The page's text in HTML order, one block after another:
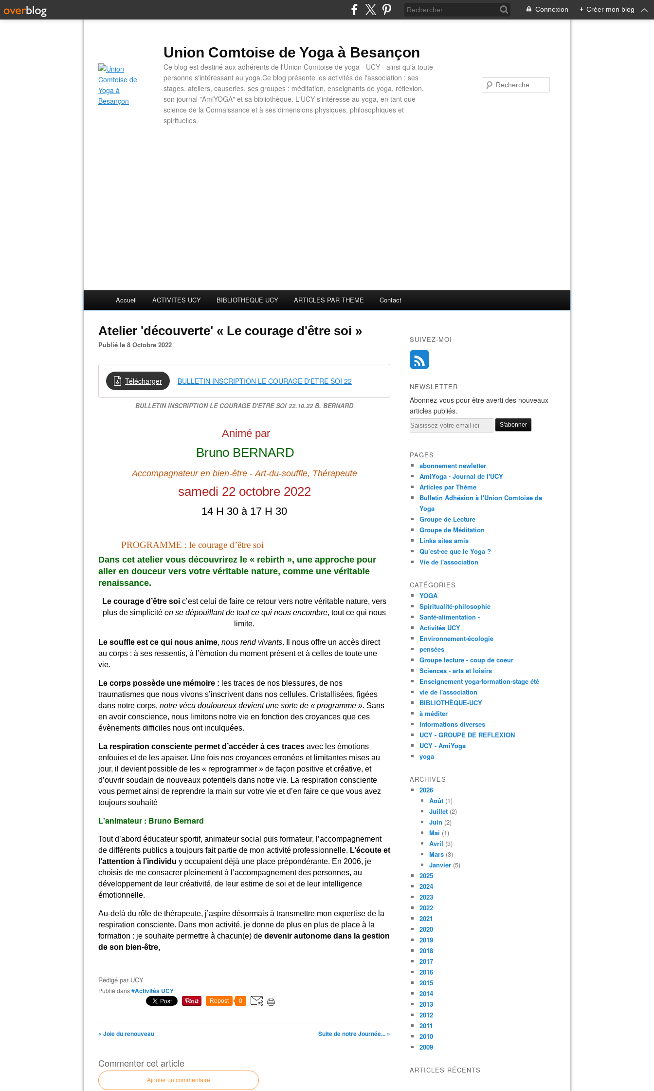
Connexion + Créer mon blog
Union Comtoise de Yoga à Besançon
Ce blog est destiné aux adhérents de l'Union Comtoise de yoga - UCY - ainsi qu'à toute
personne s'intéressant au yoga.Ce blog présente les activités de l'association : ses
stages, ateliers, causeries, ses groupes : méditation, enseignants de yoga, réflexion,
son journal "AmiYOGA" et sa bibliothèque. L'UCY s'intéresse au yoga, en tant que
science de la Connaissance et à ses dimensions physiques, philosophiques et
spirituelles.
Accueil ACTIVITES UCY BIBLIOTHEQUE UCY ARTICLES PAR THEME Contact
Atelier 'découverte' « Le courage d'être soi »
Publié le 8 Octobre 2022
Télécharger BULLETIN INSCRIPTION LE COURAGE D'ETRE SOI 22
BULLETIN INSCRIPTION LE COURAGE D'ETRE SOI 22.10.22 B. BERNARD
Animé par
Bruno BERNARD
Accompagnateur en bien-être-Art-du-souffle, Thérapeute
samedi 22 octobre 2022
14 H 30 à 17 H 30
PROGRAMME : le courage d’être soi
Dans cet atelier vous découvrirez le « rebirth », une approche pour
aller en douceur vers votre véritable nature, comme une véritable
renaissance.
Le courage d’être soi c’est celui de faire ce retour vers notre véritable nature, vers
plus de simplicité en se dépouillant de tout ce qui nous encombre, tout ce qui nous
limite.
Le souffle est ce qui nous anime, nous rend vivants. Il nous offre un accès direct
au corps : à ses ressentis, à l’émotion du moment présent et à celles de toute une
vie.
Le corps possède une mémoire : les traces de nos blessures, de nos
traumatismes que nous vivons s’inscrivent dans nos cellules. Cristallisées, figées
dans notre corps, notre vécu douloureux devient une sorte de « programme ». Sans
en avoir conscience, nous limitons notre vie en fonction des croyances que ces
évènements difficiles nous ont inculquées. ​
La respiration consciente permet d’accéder à ces traces avec les émotions
enfouies et de les apaiser. Une fois nos croyances erronées et limitantes mises au
jour, il devient possible de les « reprogrammer » de façon positive et créative, et
d’ouvrir soudain de nouveaux potentiels dans notre vie. La respiration consciente
vous permet ainsi de reprendre la main sur votre vie et d’en faire ce que vous avez
toujours souhaité
L'animateur : Bruno Bernard
Tout d’abord éducateur sportif, animateur social puis formateur, l’accompagnement
de différents publics a toujours fait partie de mon activité professionnelle. L’écoute et
l’attention à l’individu y occupaient déjà une place prépondérante. En 2006, je
choisis de me consacrer pleinement à l’accompagnement des personnes, au
développement de leur créativité, de leur estime de soi et de leur intelligence
émotionnelle.
Au-delà du rôle de thérapeute, j’aspire désormais à transmettre mon expertise de la
respiration consciente. Dans mon activité, je donne de plus en plus de place à la
formation : je souhaite permettre à chacun(e) de devenir autonome dans la gestion
de son bien-être,
Rédigé par UCY
Publié dans#Activités UCY
Repost 0
« Joie du renouveau Suite de notre Journée... »
Commenter cet article
Ajouter un commentaire
SUIVEZ-MOI
NEWSLETTER
Abonnez-vous pour être averti des nouveaux
articles publiés.
Email
PAGES
abonnement newletter
AmiYoga - Journal de l'UCY
Articles par Thème
Bulletin Adhésion à l'Union Comtoise de
Yoga
Groupe de Lecture
Groupe de Méditation
Links sites amis
Qu’est-ce que le Yoga ?
Vie de l'association
CATÉGORIES
YOGA
Spiritualité-philosophie
Santé-alimentation -
Activités UCY
Environnement-écologie
pensées
Groupe lecture - coup de coeur
Sciences - arts et loisirs
Enseignement yoga-formation-stage été
vie de l'association
BIBLIOTHÈQUE-UCY
à méditer
Informations diverses
UCY - GROUPE DE REFLEXION
UCY - AmiYoga
yoga
ARCHIVES
2026
Août (1)
Juillet (2)
Juin (2)
Mai (1)
Avril (3)
Mars (3)
Janvier (5)
2025
2024
2023
2022
2021
2020
2019
2018
2017
2016
2015
2014
2013
2012
2011
2010
2009
ARTICLES RÉCENTS